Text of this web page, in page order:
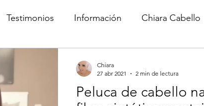
Testimonios Información Chiara Cabello
Peluca de cabello
Chiara
27 abr 2021
2 min de lectura